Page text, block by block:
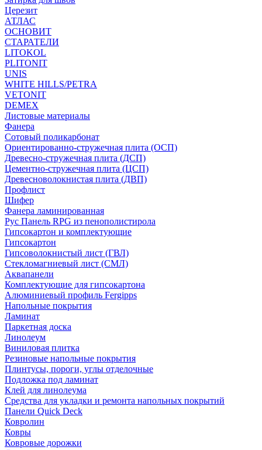
Церезит
АТЛАС
ОСНОВИТ
СТАРАТЕЛИ
LITOKOL
PLITONIT
UNIS
WHITE HILLS/PETRA
VETONIT
DEMEX
Листовые материалы
Фанера
Сотовый поликарбонат
Ориентированно-стружечная плита (ОСП)
Древесно-стружечная плита (ДСП)
Цементно-стружечная плита (ЦСП)
Древесноволокнистая плита (ДВП)
Профлист
Шифер
Фанера ламинированная
Рус Панель RPG из пенополистирола
Гипсокартон и комплектующие
Гипсокартон
Гипсоволокнистый лист (ГВЛ)
Стекломагниевый лист (СМЛ)
Аквапанели
Комплектующие для гипсокартона
Алюминиевый профиль Fergipps
Напольные покрытия
Ламинат
Паркетная доска
Линолеум
Виниловая плитка
Резиновые напольные покрытия
Плинтусы, пороги, углы отделочные
Подложка под ламинат
Клей для линолеума
Средства для укладки и ремонта напольных покрытий
Панели Quick Deck
Ковролин
Ковры
Ковровые дорожки